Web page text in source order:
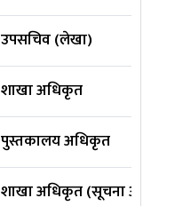
उपसचिव (लेखा)
शाखा अधिकृत
पुस्तकालय अधिकृत
शाखा अधिकृत (सूचना